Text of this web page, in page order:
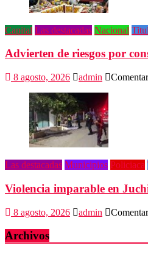
Capital Las destacadas Nacional
Advierten de riesgos por
8 agosto, 2026 admin
Las destacadas Municipios Policiaca
Violencia imparable en
8 agosto, 2026 admin
Archivos